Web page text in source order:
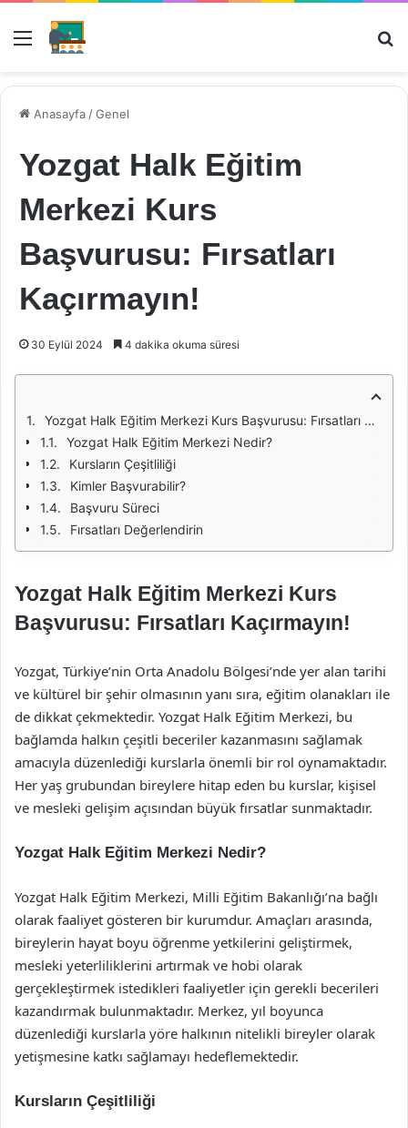
Menü
Anasayfa /Genel
Yozgat Halk Eğitim
Merkezi Kurs
Başvurusu: Fırsatları
Kaçırmayın!
30 Eylül 2024 4 dakika okuma süresi
Yozgat Halk Eğitim Merkezi Kurs Başvurusu: Fırsatları Kaçırmayın!
Yozgat Halk Eğitim Merkezi Nedir?
Kursların Çeşitliliği
Kimler Başvurabilir?
Başvuru Süreci
Fırsatları Değerlendirin
Yozgat Halk Eğitim Merkezi Kurs
Başvurusu: Fırsatları Kaçırmayın!
Yozgat, Türkiye’nin Orta Anadolu Bölgesi’nde yer alan tarihi
ve kültürel bir şehir olmasının yanı sıra, eğitim olanakları ile
de dikkat çekmektedir. Yozgat Halk Eğitim Merkezi, bu
bağlamda halkın çeşitli beceriler kazanmasını sağlamak
amacıyla düzenlediği kurslarla önemli bir rol oynamaktadır.
Her yaş grubundan bireylere hitap eden bu kurslar, kişisel
ve mesleki gelişim açısından büyük fırsatlar sunmaktadır.
Yozgat Halk Eğitim Merkezi Nedir?
Yozgat Halk Eğitim Merkezi, Milli Eğitim Bakanlığı’na bağlı
olarak faaliyet gösteren bir kurumdur. Amaçları arasında,
bireylerin hayat boyu öğrenme yetkilerini geliştirmek,
mesleki yeterliliklerini artırmak ve hobi olarak
gerçekleştirmek istedikleri faaliyetler için gerekli becerileri
kazandırmak bulunmaktadır. Merkez, yıl boyunca
düzenlediği kurslarla yöre halkının nitelikli bireyler olarak
yetişmesine katkı sağlamayı hedeflemektedir.
Kursların Çeşitliliği